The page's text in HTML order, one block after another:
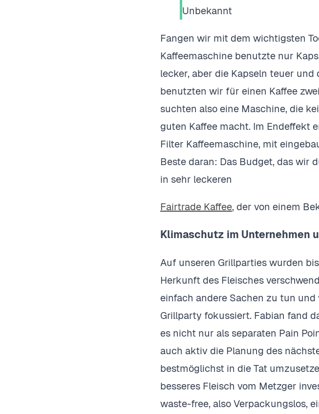
Unbekannt
Fangen wir mit dem wichtigsten
Kaffeemaschine benutzte nur
lecker, aber die Kapseln teuer
benutzten wir für einen Kaffee
suchten also eine Maschine, die
guten Kaffee macht. Im Endeffekt
Filter Kaffeemaschine, mit
Beste daran: Das Budget, das wir
in sehr leckeren
Fairtrade Kaffee, der von einem
Klimaschutz im Unternehmen
Auf unseren Grillparties wurden
Herkunft des Fleisches
einfach andere Sachen zu tun
Grillparty fokussiert. Fabian fand
es nicht nur als separaten Pain
auch aktiv die Planung des
bestmöglichst in die Tat
besseres Fleisch vom Metzger
waste-free, also Verpackungslos,